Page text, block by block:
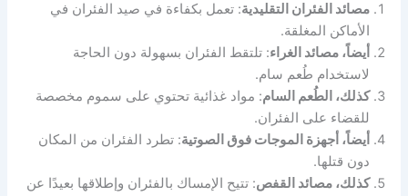
مصائد الفئران التقليدية: تعمل بكفاءة في صيد الفئران في
الأماكن المغلقة.
أيضاً، مصائد الغراء: تلتقط الفئران بسهولة دون الحاجة
لاستخدام طُعم سام.
كذلك، الطُعم السام: مواد غذائية تحتوي على سموم مخصصة
للقضاء على الفئران.
أيضاً، أجهزة الموجات فوق الصوتية: تطرد الفئران من المكان
دون قتلها.
كذلك، مصائد القفص: تتيح الإمساك بالفئران وإطلاقها بعيدًا عن